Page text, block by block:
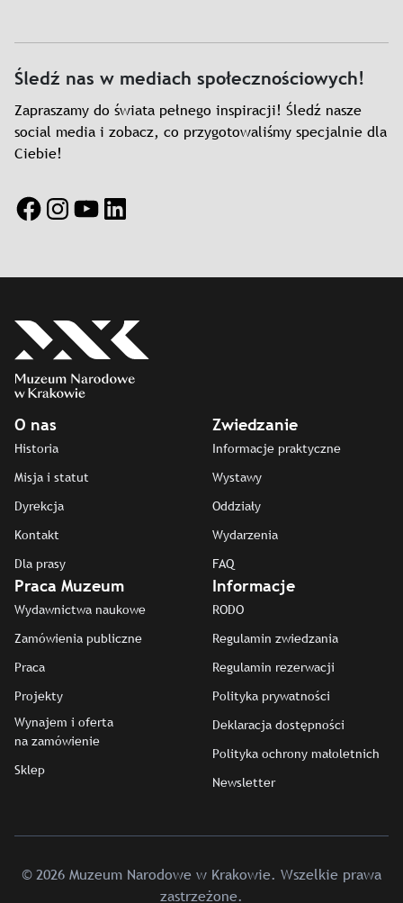
Śledź nas w mediach społecznościowych!
Zapraszamy do świata pełnego inspiracji! Śledź nasze
social media i zobacz, co przygotowaliśmy specjalnie dla
Ciebie!
Facebook
Instagram
YouTube
LinkedIn
O nas
Historia
Misja i statut
Dyrekcja
Kontakt
Dla prasy
Zwiedzanie
Informacje praktyczne
Wystawy
Oddziały
Wydarzenia
FAQ
Praca Muzeum
Wydawnictwa naukowe
Zamówienia publiczne
Praca
Projekty
Wynajem i oferta
na zamówienie
Sklep
Informacje
RODO
Regulamin zwiedzania
Regulamin rezerwacji
Polityka prywatności
Deklaracja dostępności
Polityka ochrony małoletnich
Newsletter
© 2026 Muzeum Narodowe w Krakowie. Wszelkie prawa
zastrzeżone.